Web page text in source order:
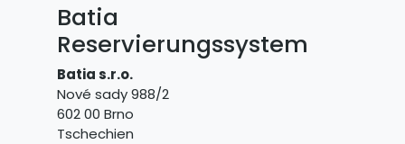
Batia
Reservierungssystem
Batia s.r.o.
Nové sady 988/2
602 00 Brno
Tschechien